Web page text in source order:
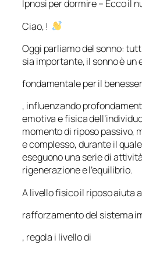
Ipnosi per dormire – Ecco il
Ciao, !
Oggi parliamo del sonno:
sia importante, il sonno è un
fondamentale per il
, influenzando
emotiva e fisica
momento di riposo passivo,
e complesso, durante il
eseguono una serie di
rigenerazione e l’equilibrio.
A livello fisico il riposo aiuta
rafforzamento del sistema
, regola i livello di